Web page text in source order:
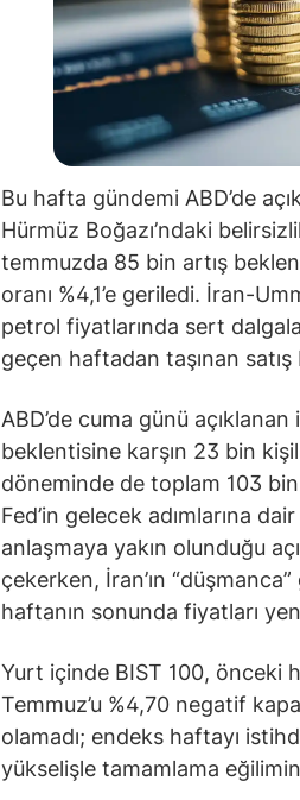
Bu hafta gündemi ABD’de
Hürmüz Boğazı’ndaki
temmuzda 85 bin artış
oranı %4,1’e geriledi. İran-
petrol fiyatlarında sert
geçen haftadan taşınan satış
ABD’de cuma günü
beklentisine karşın 23 bin
döneminde de toplam 103 bin
Fed’in gelecek adımlarına
anlaşmaya yakın olunduğu
çekerken, İran’ın
haftanın sonunda fiyatları
Yurt içinde BIST 100, önceki
Temmuz’u %4,70 negatif
olamadı; endeks haftayı
yükselişle tamamlama